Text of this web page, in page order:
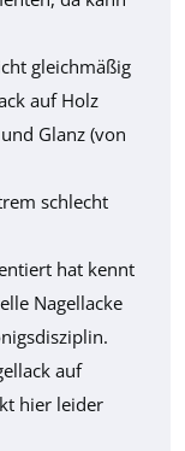
gleichmäßig
auf Holz
Glanz (von
schlecht
hat kennt
Nagellacke
auf
hier leider